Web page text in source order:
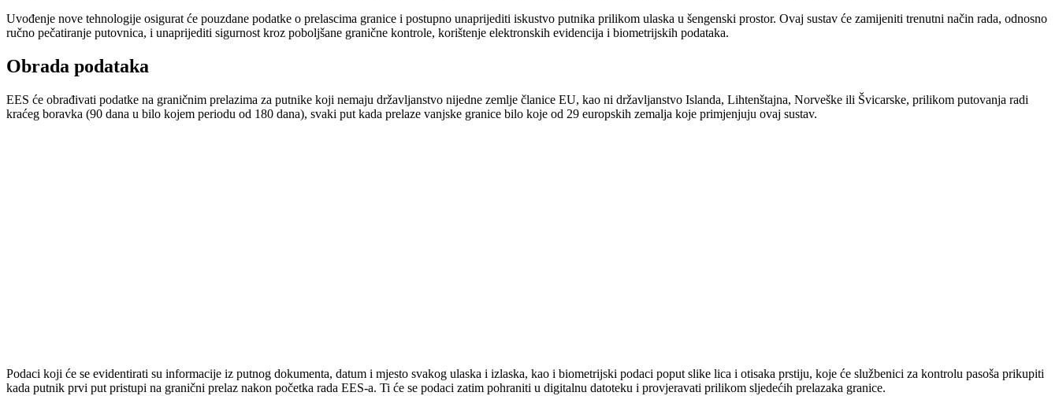
Uvođenje nove tehnologije osigurat će pouzdane podatke o prelascima granice i postupno unaprijediti iskustvo putnika prilikom ulaska u šengenski prostor. Ovaj sustav će zamijeniti trenutni način rada, odnosno
ručno pečatiranje putovnica, i unaprijediti sigurnost kroz poboljšane granične kontrole, korištenje elektronskih evidencija i biometrijskih podataka.
Obrada podataka
EES će obrađivati podatke na graničnim prelazima za putnike koji nemaju državljanstvo nijedne zemlje članice EU, kao ni državljanstvo Islanda, Lihtenštajna, Norveške ili Švicarske, prilikom putovanja radi
kraćeg boravka (90 dana u bilo kojem periodu od 180 dana), svaki put kada prelaze vanjske granice bilo koje od 29 europskih zemalja koje primjenjuju ovaj sustav.
Podaci koji će se evidentirati su informacije iz putnog dokumenta, datum i mjesto svakog ulaska i izlaska, kao i biometrijski podaci poput slike lica i otisaka prstiju, koje će službenici za kontrolu pasoša prikupiti
kada putnik prvi put pristupi na granični prelaz nakon početka rada EES-a. Ti će se podaci zatim pohraniti u digitalnu datoteku i provjeravati prilikom sljedećih prelazaka granice.